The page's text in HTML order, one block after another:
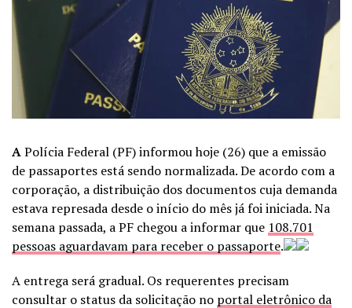
APolícia Federal (PF) informou hoje (26) que a emissão
de passaportes está sendo normalizada. De acordo com a
corporação, a distribuição dos documentos cuja demanda
estava represada desde o início do mês já foi iniciada. Na
semana passada, a PF chegou a informar que 108.701
pessoas aguardavam para receber o passaporte.
A entrega será gradual. Os requerentes precisam
consultar o status da solicitação no portal eletrônico da